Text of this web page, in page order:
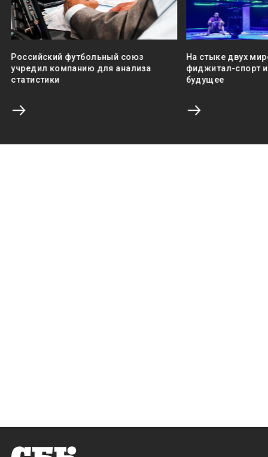
Российский футбольный союз
учредил компанию для анализа
статистики
На стыке двух
фиджитал-спорт
будущее